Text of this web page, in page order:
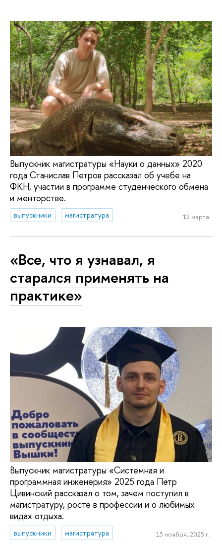
Выпускник магистратуры «Науки о данных» 2020
года Станислав Петров рассказал об учебе на
ФКН, участии в программе студенческого обмена
и менторстве.
выпускники магистратура 12 марта
«Все, что я узнавал, я
старался применять на
практике»
Выпускник магистратуры «Системная и
программная инженерия» 2025 года Пётр
Цивинский рассказал о том, зачем поступил в
магистратуру, росте в профессии и о любимых
видах отдыха.
выпускники магистратура 13 ноября, 2025 г.